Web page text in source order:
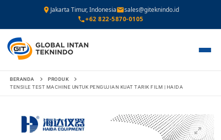
Jakarta Timur, Indonesia
sales@giteknindo.id
+62 822-5870-0105
Lompat
BERANDA
PRODUK
TENSILE TEST MACHINE UNTUK PENGUJIAN KUAT TARIK FILM | HAIDA